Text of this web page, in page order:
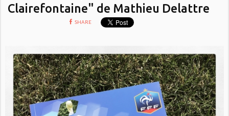
Clairefontaine" de Mathieu Delattre
SHARE